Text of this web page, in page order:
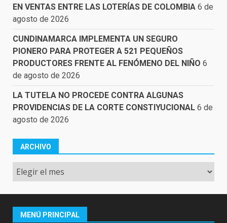
EN VENTAS ENTRE LAS LOTERÍAS DE COLOMBIA 6 de
agosto de 2026
CUNDINAMARCA IMPLEMENTA UN SEGURO
PIONERO PARA PROTEGER A 521 PEQUEÑOS
PRODUCTORES FRENTE AL FENÓMENO DEL NIÑO 6
de agosto de 2026
LA TUTELA NO PROCEDE CONTRA ALGUNAS
PROVIDENCIAS DE LA CORTE CONSTIYUCIONAL 6 de
agosto de 2026
ARCHIVO
Archivo
MENÚ PRINCIPAL